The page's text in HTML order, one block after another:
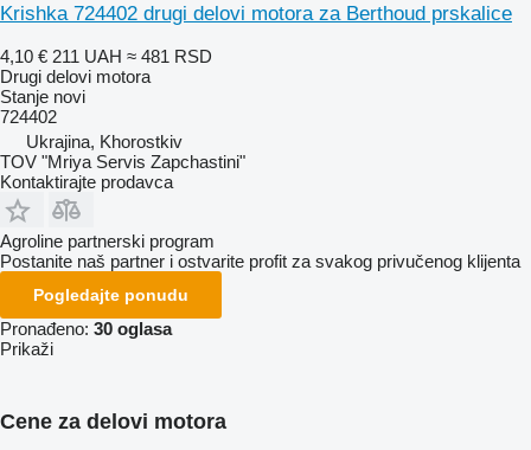
Krishka 724402 drugi delovi motora za Berthoud prskalice
4,10 € 211 UAH ≈ 481 RSD
Drugi delovi motora
Stanje novi
724402
Ukrajina, Khorostkiv
TOV "Mriya Servis Zapchastini"
Kontaktirajte prodavca
Agroline partnerski program
Postanite naš partner i ostvarite profit za svakog privučenog klijenta
Pogledajte ponudu
Pronađeno: 30 oglasa
Prikaži
Cene za delovi motora